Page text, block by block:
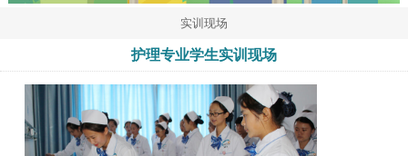
实训现场
护理专业学生实训现场